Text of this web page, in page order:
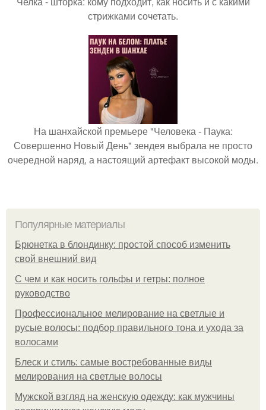
стрижками сочетать.
На шанхайской премьере "Человека - Паука:
Совершенно Новый День" зендея выбрала не просто
очередной наряд, а настоящий артефакт высокой моды.
Популярные материалы
Брюнетка в блондинку: простой способ изменить
свой внешний вид
С чем и как носить гольфы и гетры: полное
руководство
Профессиональное мелирование на светлые и
русые волосы: подбор правильного тона и ухода за
волосами
Блеск и стиль: самые востребованные виды
мелирования на светлые волосы
Мужской взгляд на женскую одежду: как мужчины